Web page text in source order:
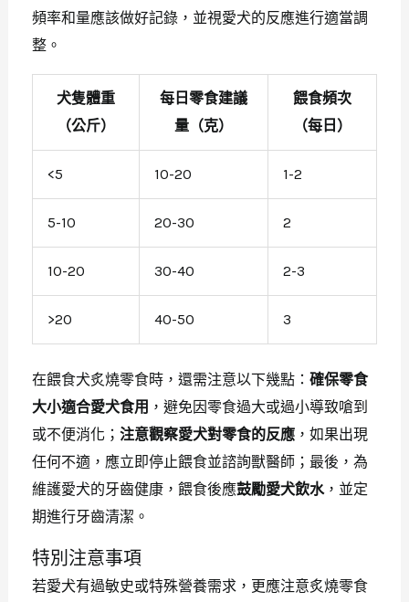
頻率和量應該做好記錄，並視愛犬的反應進行適當調
整。
犬隻體重
（公斤）
每日零食建議
量（克）
餵食頻次
（每日）
<5 10-20 1-2
5-10 20-30 2
10-20 30-40 2-3
>20 40-50 3
在餵食犬炙燒零食時，還需注意以下幾點： 確保零食
大小適合愛犬食用 ，避免因零食過大或過小導致嗆到
或不便消化； 注意觀察愛犬對零食的反應，如果出現
任何不適，應立即停止餵食並諮詢獸醫師；最後，為
維護愛犬的牙齒健康，餵食後應鼓勵愛犬飲水，並定
期進行牙齒清潔。
特別注意事項
若愛犬有過敏史或特殊營養需求，更應注意炙燒零食